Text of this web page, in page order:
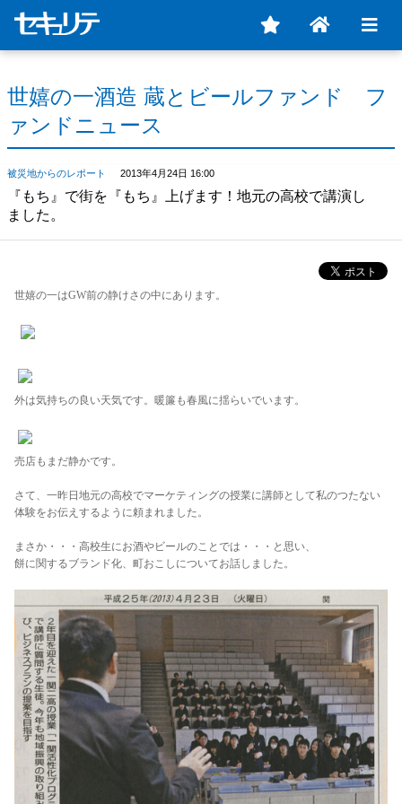
世嬉の一酒造 蔵とビールファンド フ
ァンドニュース
被災地からのレポート 2013年4月24日 16:00
『もち』で街を『もち』上げます！地元の高校で講演し
ました。
世嬉の一はGW前の静けさの中にあります。
外は気持ちの良い天気です。暖簾も春風に揺らいでいます。
売店もまだ静かです。
さて、一昨日地元の高校でマーケティングの授業に講師として私のつたない
体験をお伝えするように頼まれました。
まさか・・・高校生にお酒やビールのことでは・・・と思い、
餅に関するブランド化、町おこしについてお話しました。